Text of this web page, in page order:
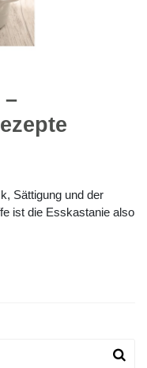
–
Sättigung und der
ist die Esskastanie also